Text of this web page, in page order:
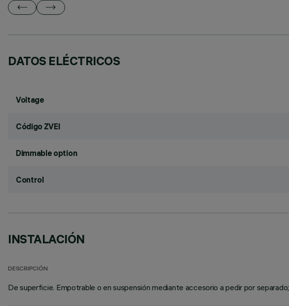
DATOS ELÉCTRICOS
Voltage
Código ZVEI
Dimmable option
Control
INSTALACIÓN
DESCRIPCIÓN
De superficie. Empotrable o en suspensión mediante accesorio a pedir por separado;